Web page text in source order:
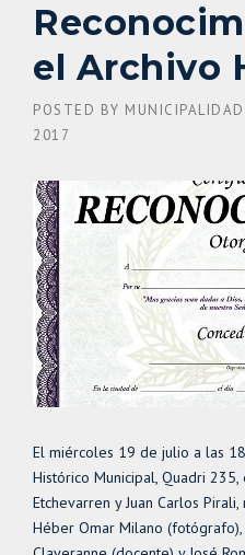
el Archivo
POSTED BY
2017
El miércoles 19 de julio a las
Histórico Municipal, Quadri
Etchevarren y Juan Carlos
Héber Omar Milano